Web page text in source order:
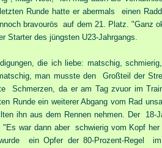
Runde hatte er abermals einen
bravourös auf dem 21. Platz. "Ganz
Starter des jüngsten U23-Jahrgangs.
die ich liebe: matschig,
man musste den Großteil der
Schmerzen, da er am Tag zvuor im
Runde ein weiterer Abgang vom Rad
ihn aus dem Rennen nehmen. Der 18-
"Es war dann aber schwierig vom Kopf her
ein Opfer der 80-Prozent-Regel im